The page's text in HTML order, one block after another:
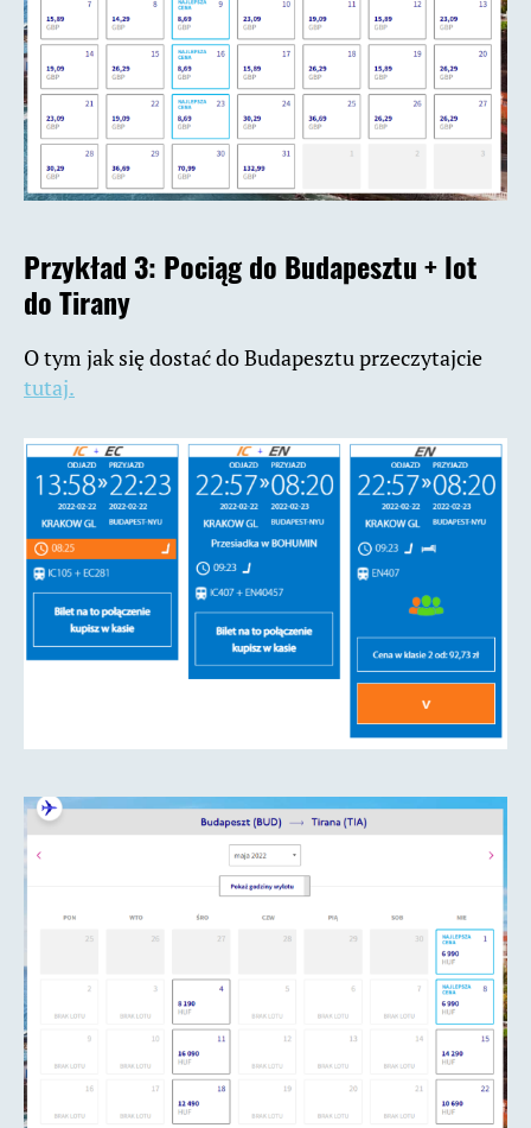
Przykład 3: Pociąg do Budapesztu + lot
do Tirany
O tym jak się dostać do Budapesztu przeczytajcie
tutaj.